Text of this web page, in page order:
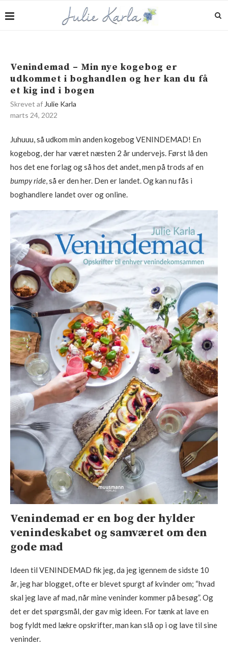
Venindemad – Min nye kogebog er
udkommet i boghandlen og her kan du få
et kig ind i bogen
Skrevet af Julie Karla
marts 24, 2022
Juhuuu, så udkom min anden kogebog VENINDEMAD! En
kogebog, der har været næsten 2 år undervejs. Først lå den
hos det ene forlag og så hos det andet, men på trods af en
bumpy ride, så er den her. Den er landet. Og kan nu fås i
boghandlere landet over og online.
Venindemad er en bog der hylder
venindeskabet og samværet om den
gode mad
Ideen til VENINDEMAD fik jeg, da jeg igennem de sidste 10
år, jeg har blogget, ofte er blevet spurgt af kvinder om; “hvad
skal jeg lave af mad, når mine veninder kommer på besøg”. Og
det er det spørgsmål, der gav mig ideen. For tænk at lave en
bog fyldt med lækre opskrifter, man kan slå op i og lave til sine
veninder.